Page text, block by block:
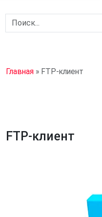
Главная » FTP-клиент
FTP-клиент